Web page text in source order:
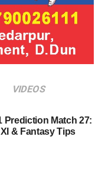
VIDEOS
Prediction Match 27:
& Fantasy Tips